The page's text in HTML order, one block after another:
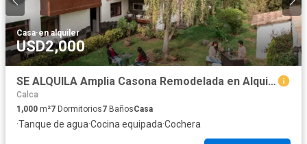
Casa·en alquiler
USD2,000
SE ALQUILA Amplia Casona Remodelada en Alquiler – 1,000 m² – Calca, Valle Sagrado de los Incas
Calca
1,000 m²7 Dormitorios7 BañosCasa
·Tanque de agua·Cocina equipada·Cochera